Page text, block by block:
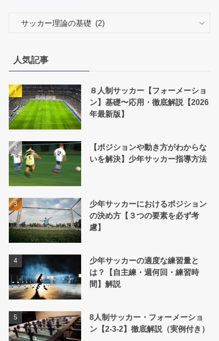
ー
人気記事
８人制サッカー【フォーメーショ
ン】基礎〜応用・徹底解説【2026
年最新版】
【ポジションや動き方がわからな
いを解決】少年サッカー指導方法
少年サッカーにおけるポジション
の決め方【３つの要素を必ず考
慮】
少年サッカーの適度な練習量と
は？【自主練・週何回・練習時
間】解説
8人制サッカー・フォーメーショ
ン【2-3-2】徹底解説（実例付き）